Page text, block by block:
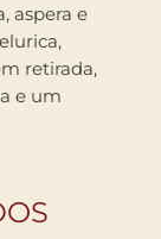
aspera e
retirada,
e um